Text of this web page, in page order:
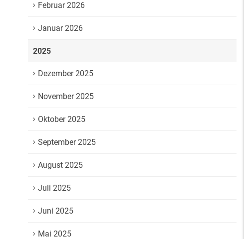
Februar 2026
Januar 2026
2025
Dezember 2025
November 2025
Oktober 2025
September 2025
August 2025
Juli 2025
Juni 2025
Mai 2025